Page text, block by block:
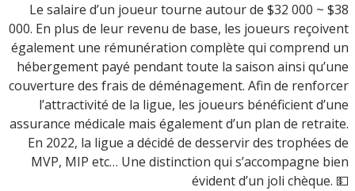
Le salaire d’un joueur tourne autour de $32 000 ~ $38
000. En plus de leur revenu de base, les joueurs reçoivent
également une rémunération complète qui comprend un
hébergement payé pendant toute la saison ainsi qu’une
couverture des frais de déménagement. Afin de renforcer
l’attractivité de la ligue, les joueurs bénéficient d’une
assurance médicale mais également d’un plan de retraite.
En 2022, la ligue a décidé de desservir des trophées de
MVP, MIP etc… Une distinction qui s’accompagne bien
évident d’un joli chèque. 💵